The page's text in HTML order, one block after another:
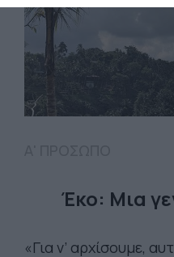
Έκο: Μια
«Για ν’ αρχίσουμε,